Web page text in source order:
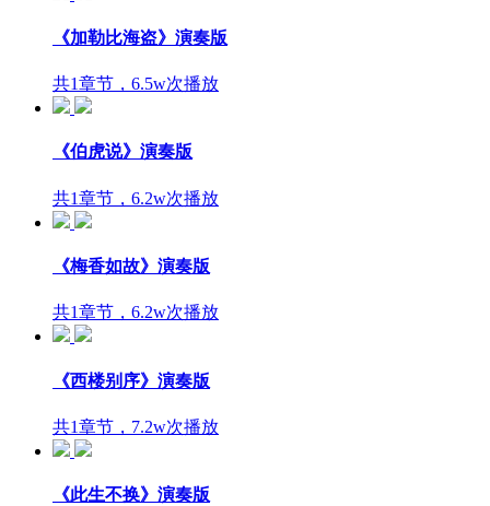
《加勒比海盗》演奏版
共1章节，6.5w次播放
《伯虎说》演奏版
共1章节，6.2w次播放
《梅香如故》演奏版
共1章节，6.2w次播放
《西楼别序》演奏版
共1章节，7.2w次播放
《此生不换》演奏版